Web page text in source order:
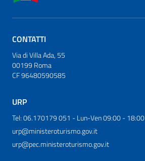
CONTATTI
Via di Villa Ada, 55
00199 Roma
CF 96480590585
URP
Tel: 06.170179 051 - Lun-Ven 09:00 - 18:00
urp@ministeroturismo.gov.it
urp@pec.ministeroturismo.gov.it